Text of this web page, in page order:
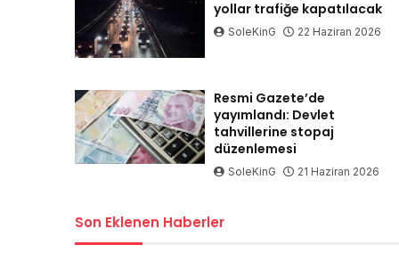
yollar trafiğe kapatılacak
SoleKinG 22 Haziran 2026
Resmi Gazete’de
yayımlandı: Devlet
tahvillerine stopaj
düzenlemesi
SoleKinG 21 Haziran 2026
Son Eklenen Haberler